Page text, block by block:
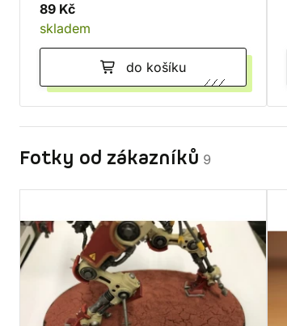
89 Kč
skladem
do košíku
Fotky od zákazníků 9